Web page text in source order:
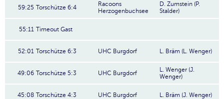
59:25 Torschütze 6:4
Racoons
Herzogenbuchsee
D. Zumstein (P.
Stalder)
55:11 Timeout Gast
52:01 Torschütze 6:3 UHC Burgdorf L. Bräm (L. Wenger)
49:06 Torschütze 5:3 UHC Burgdorf
L. Wenger (J.
Wenger)
45:08 Torschütze 4:3 UHC Burgdorf L. Bräm (J. Wenger)